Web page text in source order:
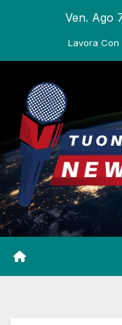
Ven. Ago
Lavora Con